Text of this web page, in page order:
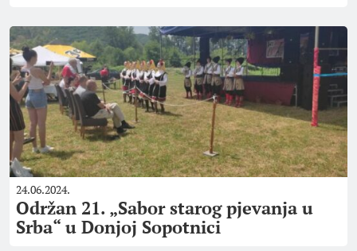
24.06.2024.
Održan 21. „Sabor starog pjevanja u
Srba“ u Donjoj Sopotnici